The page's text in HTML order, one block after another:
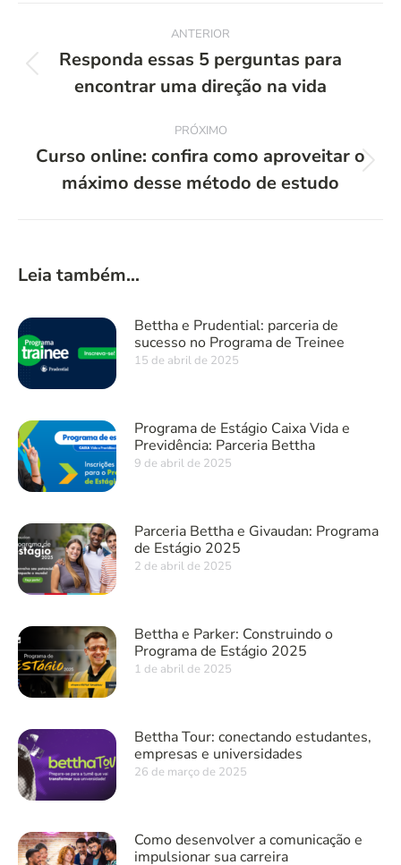
Navegação
de
post:
ANTERIOR
Post
anterior:
Responda essas 5 perguntas para
encontrar uma direção na vida
PRÓXIMO
Próximo
post:
Curso online: confira como aproveitar o
máximo desse método de estudo
Leia também...
Bettha e Prudential: parceria de
sucesso no Programa de Treinee
15 de abril de 2025
Programa de Estágio Caixa Vida e
Previdência: Parceria Bettha
9 de abril de 2025
Parceria Bettha e Givaudan: Programa
de Estágio 2025
2 de abril de 2025
Bettha e Parker: Construindo o
Programa de Estágio 2025
1 de abril de 2025
Bettha Tour: conectando estudantes,
empresas e universidades
26 de março de 2025
Como desenvolver a comunicação e
impulsionar sua carreira